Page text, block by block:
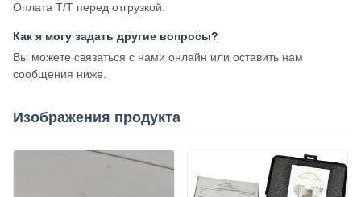
Оплата T/T перед отгрузкой.
Как я могу задать другие вопросы?
Вы можете связаться с нами онлайн или оставить нам
сообщения ниже.
Изображения продукта